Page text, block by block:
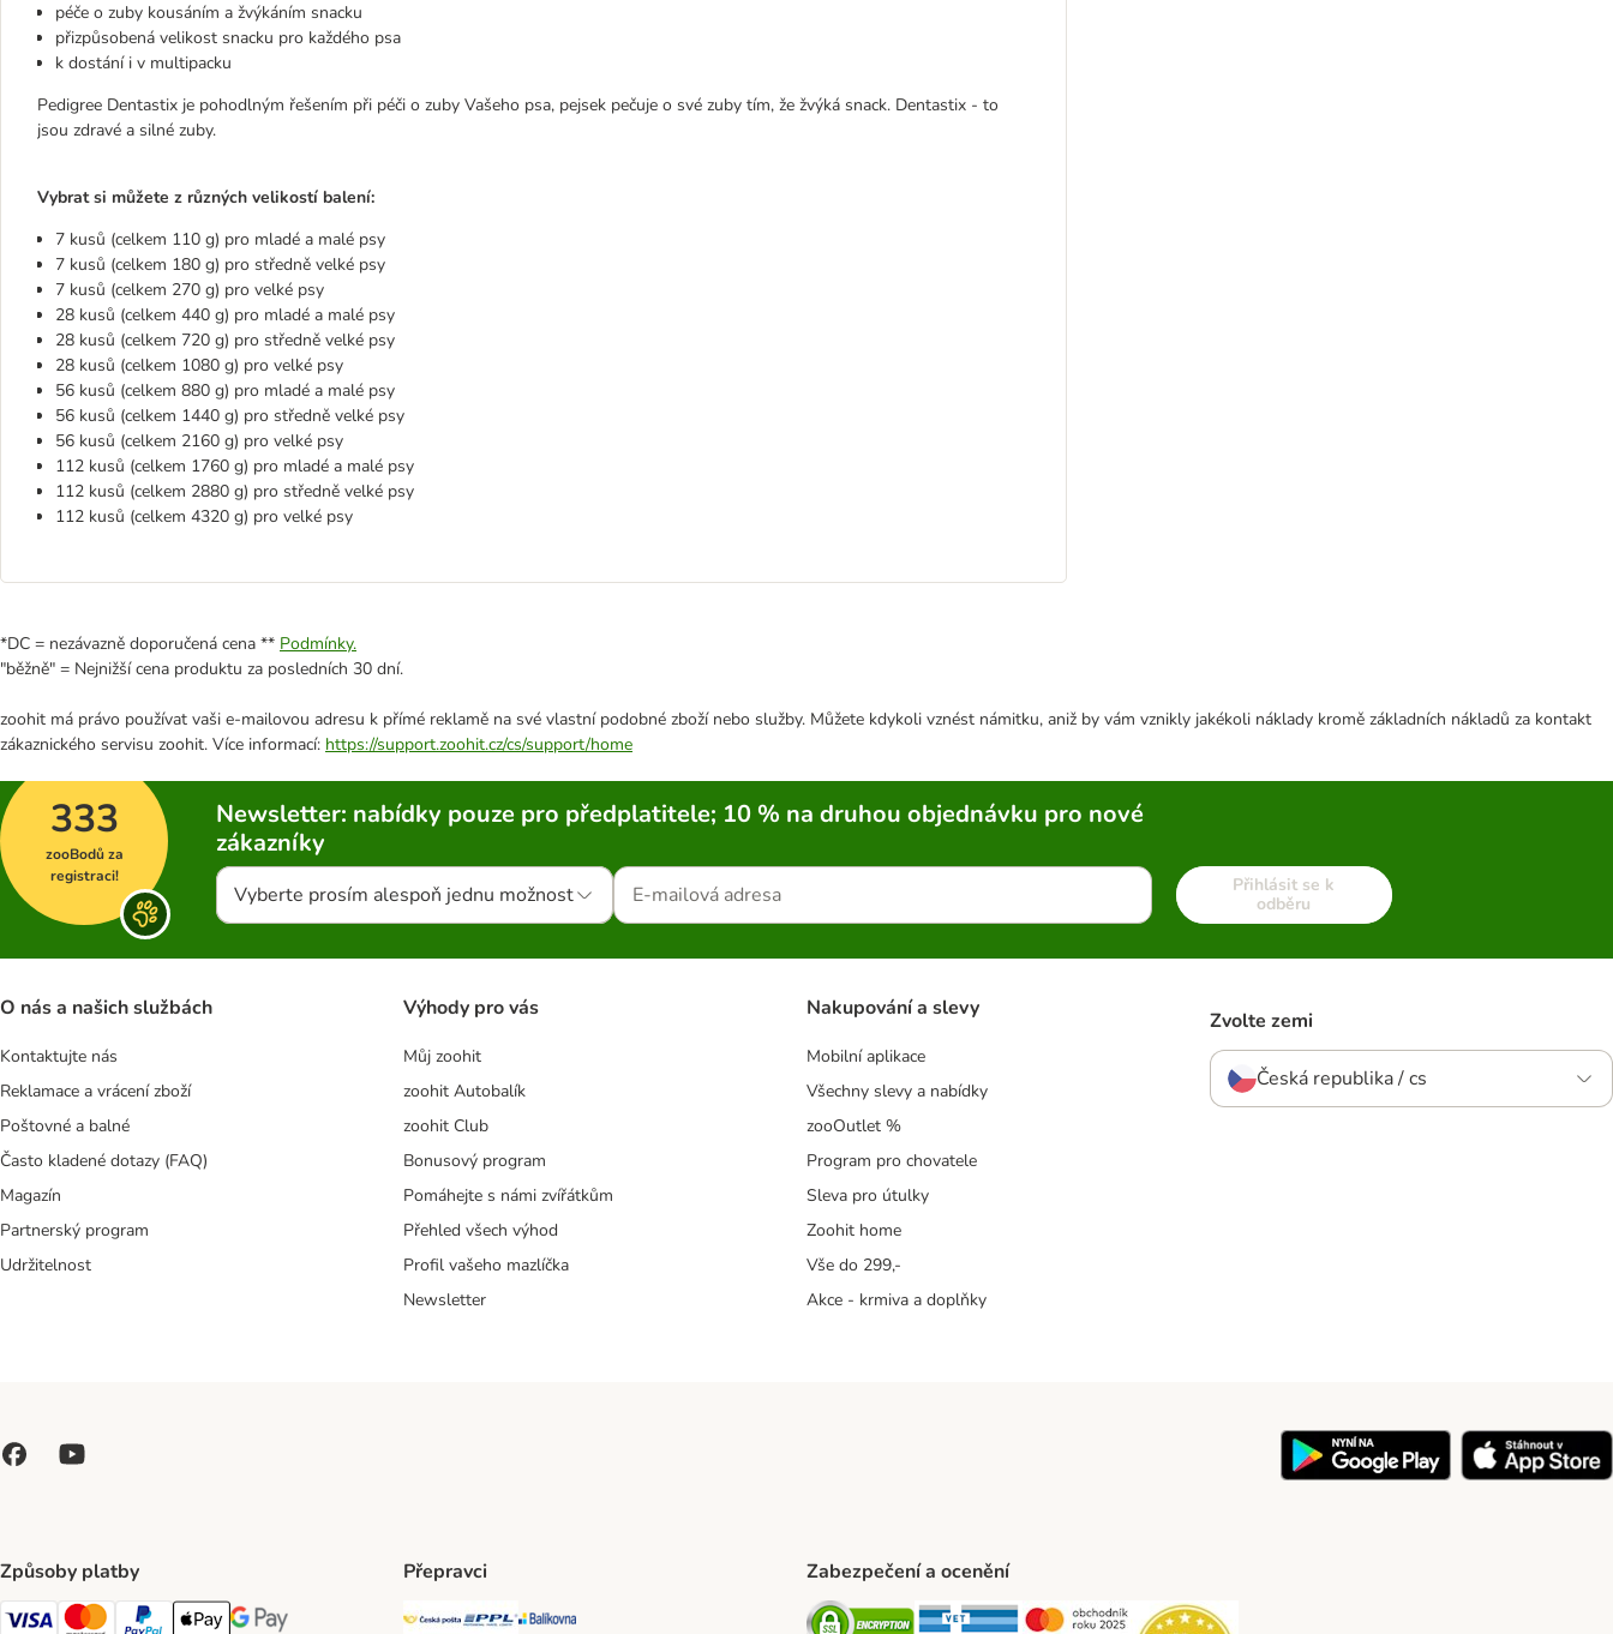
péče o zuby kousáním a žvýkáním snacku
přizpůsobená velikost snacku pro každého psa
k dostání i v multipacku
Pedigree Dentastix je pohodlným řešením při péči o zuby Vašeho psa, pejsek pečuje o své zuby tím, že žvýká snack. Dentastix - to
jsou zdravé a silné zuby.
Vybrat si můžete z různých velikostí balení:
7 kusů (celkem 110 g) pro mladé a malé psy
7 kusů (celkem 180 g) pro středně velké psy
7 kusů (celkem 270 g) pro velké psy
28 kusů (celkem 440 g) pro mladé a malé psy
28 kusů (celkem 720 g) pro středně velké psy
28 kusů (celkem 1080 g) pro velké psy
56 kusů (celkem 880 g) pro mladé a malé psy
56 kusů (celkem 1440 g) pro středně velké psy
56 kusů (celkem 2160 g) pro velké psy
112 kusů (celkem 1760 g) pro mladé a malé psy
112 kusů (celkem 2880 g) pro středně velké psy
112 kusů (celkem 4320 g) pro velké psy
*DC = nezávazně doporučená cena ** Podmínky.
"běžně" = Nejnižší cena produktu za posledních 30 dní.
zoohit má právo používat vaši e-mailovou adresu k přímé reklamě na své vlastní podobné zboží nebo služby. Můžete kdykoli vznést námitku, aniž by vám vznikly jakékoli náklady kromě základních nákladů za kontakt
zákaznického servisu zoohit. Více informací: https://support.zoohit.cz/cs/support/home
333
zooBodů za
registraci!
Newsletter: nabídky pouze pro předplatitele; 10 % na druhou objednávku pro nové
zákazníky
Vyberte prosím alespoň jednu možnost
Přihlásit se k
odběru
O nás a našich službách
Kontaktujte nás
Reklamace a vrácení zboží
Poštovné a balné
Často kladené dotazy (FAQ)
Magazín
Partnerský program
Udržitelnost
Výhody pro vás
Můj zoohit
zoohit Autobalík
zoohit Club
Bonusový program
Pomáhejte s námi zvířátkům
Přehled všech výhod
Profil vašeho mazlíčka
Newsletter
Nakupování a slevy
Mobilní aplikace
Všechny slevy a nabídky
zooOutlet %
Program pro chovatele
Sleva pro útulky
Zoohit home
Vše do 299,-
Akce - krmiva a doplňky
Zvolte zemi
Česká republika / cs
Způsoby platby Přepravci
Česká pošta Shipping Method
PPL Shipping Method
Balíkovna Shipping Method
Zabezpečení a ocenění
Security Security Security